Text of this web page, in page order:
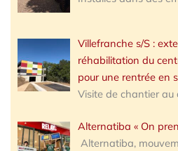
Villefranche s/S :
réhabilitation du
pour une rentrée en
Visite de chantier au
Alternatiba « On
Alternatiba,